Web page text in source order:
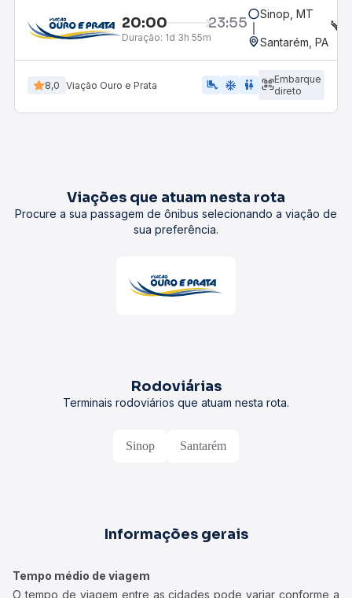
20:00 23:55
Duração: 1d 3h 55m
Sinop, MT
Santarém, PA
8,0 Viação Ouro e Prata airline_seat_legroom_extra ac_unit WC
Embarque
direto
Viações que atuam nesta rota
Procure a sua passagem de ônibus selecionando a viação de
sua preferência.
Rodoviárias
Terminais rodoviários que atuam nesta rota.
Sinop Santarém
Informações gerais
Tempo médio de viagem
O tempo de viagem entre as cidades pode variar conforme a